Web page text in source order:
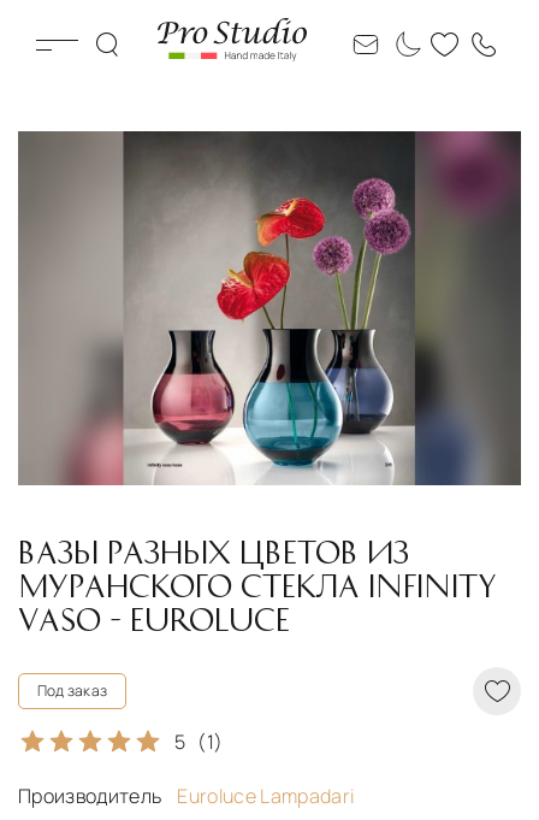
ВАЗЫ РАЗНЫХ ЦВЕТОВ ИЗ
МУРАНСКОГО СТЕКЛА INFINITY
VASO - EUROLUCE
Под заказ
5 (1)
Производитель
Euroluce Lampadari